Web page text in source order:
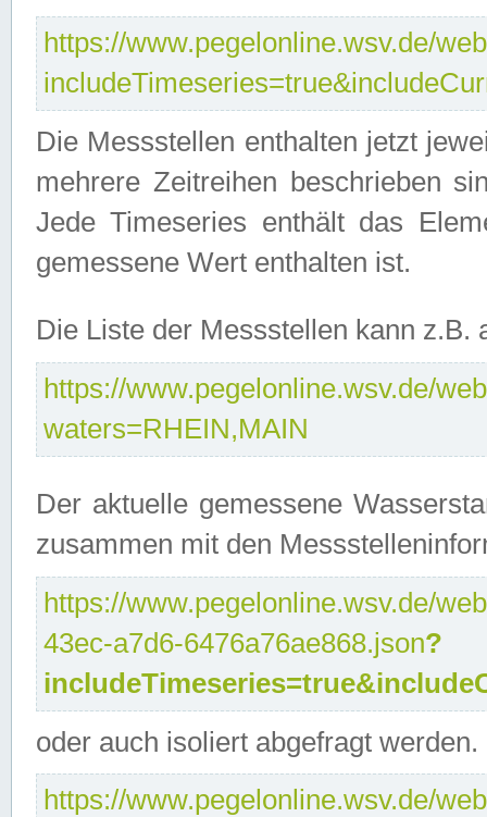
https://www.pegelonline.wsv.de/
Die Messstellen enthalten jetzt
mehrere Zeitreihen beschrieben
Jede Timeseries enthält das
gemessene Wert enthalten ist.
Die Liste der Messstellen kann
https://www.pegelonline.wsv.de/
waters=RHEIN,MAIN
Der aktuelle gemessene
zusammen mit den
https://www.pegelonline.wsv.de/
43ec-a7d6-6476a76ae868.json?
oder auch isoliert abgefragt werden.
https://www.pegelonline.wsv.de/